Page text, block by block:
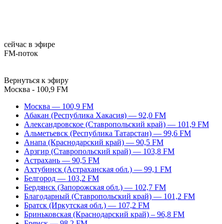
сейчас в эфире
FM-поток
Вернуться к эфиру
Москва - 100,9 FM
Москва — 100,9 FM
Абакан (Республика Хакасия) — 92,0 FM
Александровское (Ставропольский край) — 101,9 FM
Альметьевск (Республика Татарстан) — 99,6 FM
Анапа (Краснодарский край) — 90,5 FM
Арзгир (Ставропольский край) — 103,8 FM
Астрахань — 90,5 FM
Ахтубинск (Астраханская обл.) — 99,1 FM
Белгород — 103,2 FM
Бердянск (Запорожская обл.) — 102,7 FM
Благодарный (Ставропольский край) — 101,2 FM
Братск (Иркутская обл.) — 107,2 FM
Бриньковская (Краснодарский край) – 96,8 FM